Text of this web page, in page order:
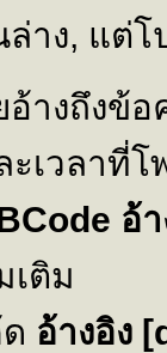
าง, แต่โ
างถึงข้
เวลาที่
อ้
เติม
อ้างอิง